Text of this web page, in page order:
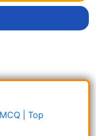
MCQ | Top